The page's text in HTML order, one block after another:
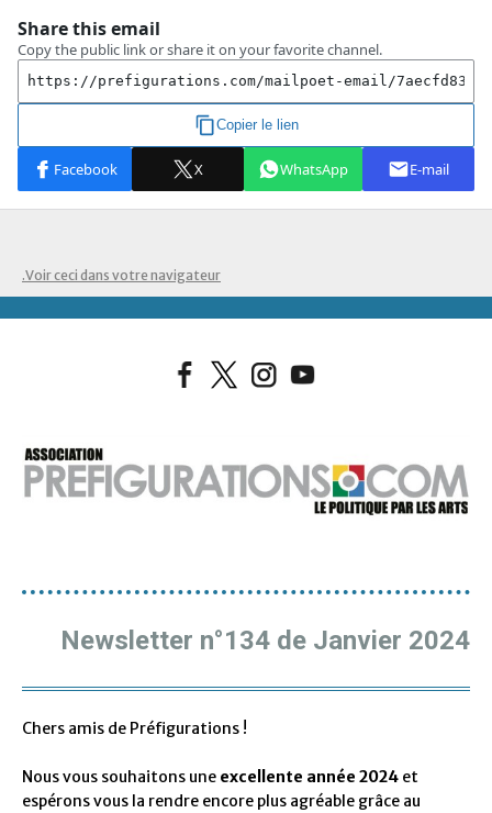
.Voir ceci dans votre navigateur
Newsletter n°134 de Janvier 2024
Chers amis de Préfigurations !
Nous vous souhaitons une excellente année 2024 et
espérons vous la rendre encore plus agréable grâce au